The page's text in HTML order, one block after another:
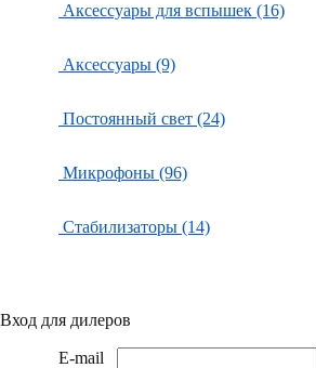
Аксессуары для вспышек (16)
Аксессуары (9)
Постоянный свет (24)
Микрофоны (96)
Стабилизаторы (14)
Вход для дилеров
E-mail